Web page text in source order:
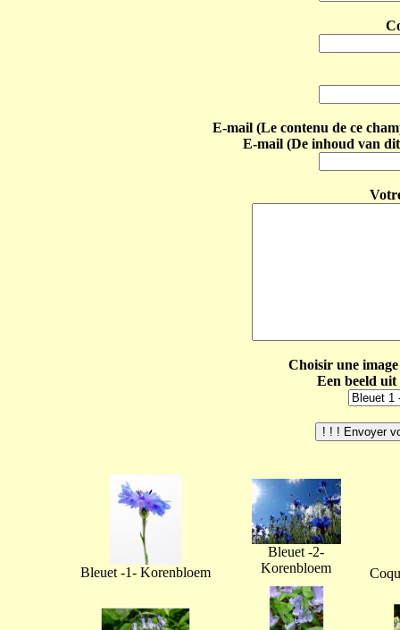
E-mail (Le contenu de ce
E-mail (De inhoud van
Choisir une
Een beeld
Bleuet -1- Korenbloem
Bleuet -2-
Korenbloem